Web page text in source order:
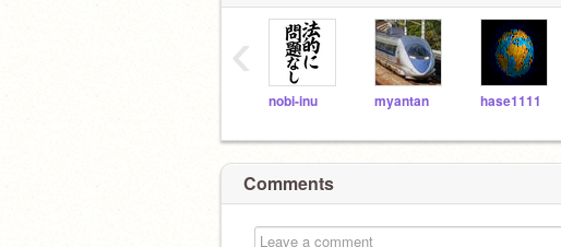
nobi-inu myantan hase1111
‹
Comments